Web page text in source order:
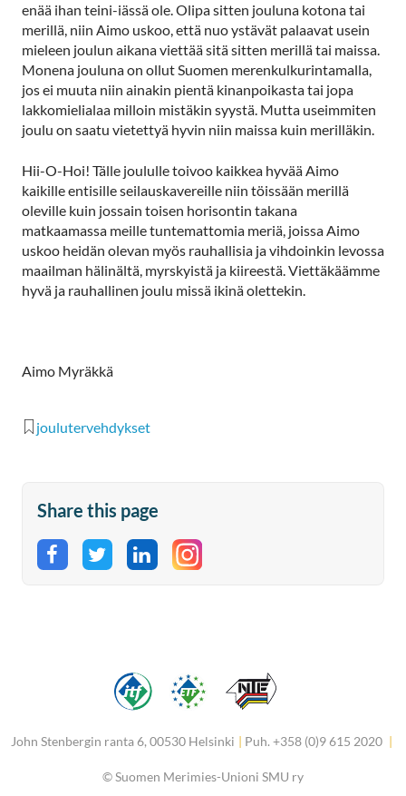
enää ihan teini-iässä ole. Olipa sitten jouluna kotona tai
merillä, niin Aimo uskoo, että nuo ystävät palaavat usein
mieleen joulun aikana viettää sitä sitten merillä tai maissa.
Monena jouluna on ollut Suomen merenkulkurintamalla,
jos ei muuta niin ainakin pientä kinanpoikasta tai jopa
lakkomielialaa milloin mistäkin syystä. Mutta useimmiten
joulu on saatu vietettyä hyvin niin maissa kuin merilläkin.
Hii-O-Hoi! Tälle joululle toivoo kaikkea hyvää Aimo
kaikille entisille seilauskavereille niin töissään merillä
oleville kuin jossain toisen horisontin takana
matkaamassa meille tuntemattomia meriä, joissa Aimo
uskoo heidän olevan myös rauhallisia ja vihdoinkin levossa
maailman hälinältä, myrskyistä ja kiireestä. Viettäkäämme
hyvä ja rauhallinen joulu missä ikinä olettekin.
Aimo Myräkkä
joulutervehdykset
Share this page
Share on Facebook
Share on Twitter
Share on LinkedIn
John Stenbergin ranta 6, 00530 Helsinki | Puh. +358 (0)9 615 2020 |
©Suomen Merimies-Unioni SMU ry